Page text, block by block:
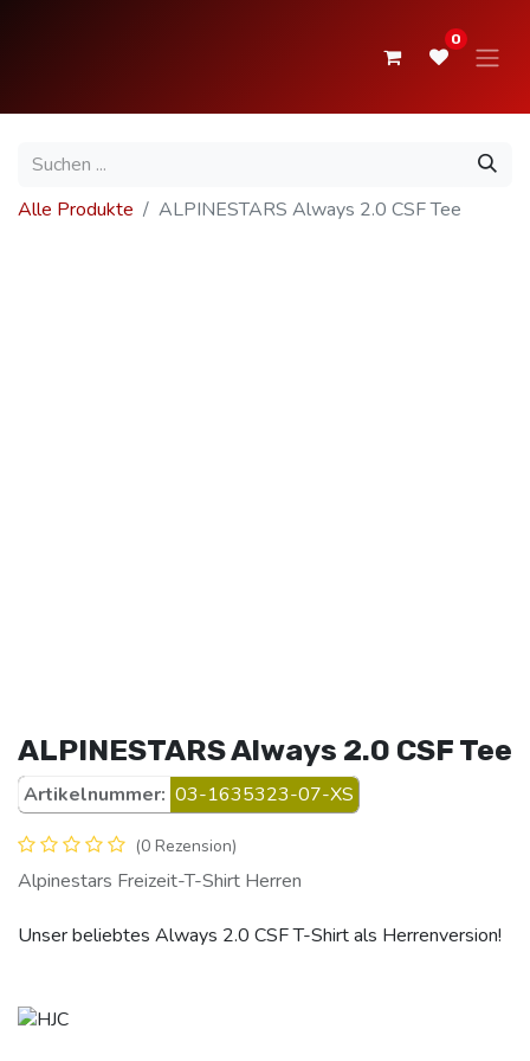
0
Alle Produkte ALPINESTARS Always 2.0 CSF Tee
ALPINESTARS Always 2.0 CSF Tee
Artikelnummer: 03-1635323-07-XS
(0 Rezension)
Alpinestars Freizeit-T-Shirt Herren
Unser beliebtes Always 2.0 CSF T-Shirt als Herrenversion!